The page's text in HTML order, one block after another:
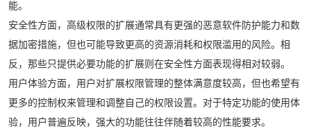
能。
安全性方面，高级权限的扩展通常具有更强的恶意软件防护能力和数
据加密措施，但也可能导致更高的资源消耗和权限滥用的风险。相
反，那些只提供必要功能的扩展则在安全性方面表现得相对较弱。
用户体验方面，用户对扩展权限管理的整体满意度较高，但也希望有
更多的控制权来管理和调整自己的权限设置。对于特定功能的使用体
验，用户普遍反映，强大的功能往往伴随着较高的性能要求。